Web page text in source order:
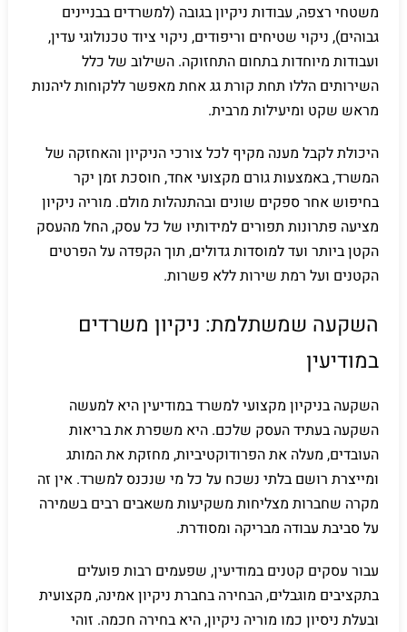
משטחי רצפה, עבודות ניקיון בגובה (למשרדים בבניינים
גבוהים), ניקוי שטיחים וריפודים, ניקוי ציוד טכנולוגי עדין,
ועבודות מיוחדות בתחום התחזוקה. השילוב של כלל
השירותים הללו תחת קורת גג אחת מאפשר ללקוחות ליהנות
מראש שקט ומיעילות מרבית.
היכולת לקבל מענה מקיף לכל צורכי הניקיון והאחזקה של
המשרד, באמצעות גורם מקצועי אחד, חוסכת זמן יקר
בחיפוש אחר ספקים שונים ובהתנהלות מולם. מוריה ניקיון
מציעה פתרונות תפורים למידותיו של כל עסק, החל מהעסק
הקטן ביותר ועד למוסדות גדולים, תוך הקפדה על הפרטים
הקטנים ועל רמת שירות ללא פשרות.
השקעה שמשתלמת: ניקיון משרדים
במודיעין
השקעה בניקיון מקצועי למשרד במודיעין היא למעשה
השקעה בעתיד העסק שלכם. היא משפרת את בריאות
העובדים, מעלה את הפרודוקטיביות, מחזקת את המותג
ומייצרת רושם בלתי נשכח על כל מי שנכנס למשרד. אין זה
מקרה שחברות מצליחות משקיעות משאבים רבים בשמירה
על סביבת עבודה מבריקה ומסודרת.
עבור עסקים קטנים במודיעין, שפעמים רבות פועלים
בתקציבים מוגבלים, הבחירה בחברת ניקיון אמינה, מקצועית
ובעלת ניסיון כמו מוריה ניקיון, היא בחירה חכמה. זוהי